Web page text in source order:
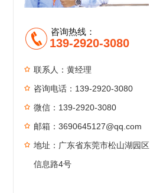
咨询热线：
139-2920-3080
联系人：黄经理
咨询电话：139-2920-3080
微信：139-2920-3080
邮箱：3690645127@qq.com
地址：广东省东莞市松山湖园区
信息路4号